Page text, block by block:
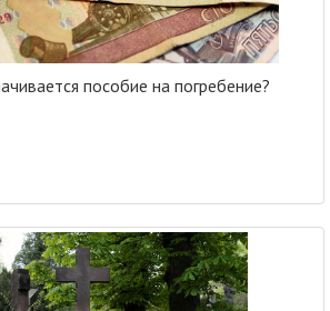
пособие на погребение?